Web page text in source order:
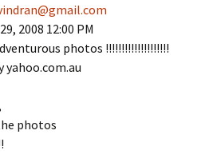
2008 12:00 PM
photos !!!!!!!!!!!!!!!!!!!!
yahoo.com.au
photos